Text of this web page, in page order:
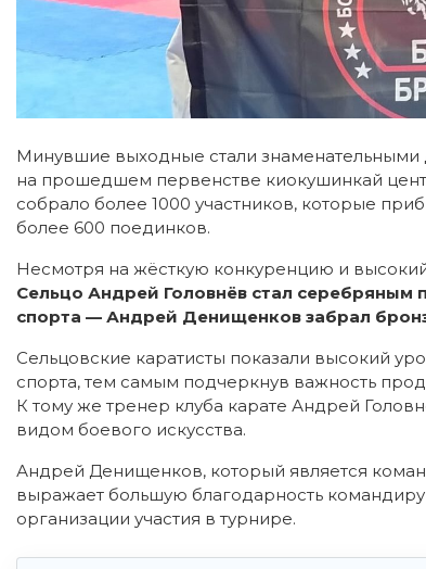
Минувшие выходные стали знаменательными
на прошедшем первенстве киокушинкай
собрало более 1000 участников, которые
более 600 поединков.
Несмотря на жёсткую конкуренцию и
Сельцо Андрей Головнёв стал серебряным
спорта — Андрей Денищенков забрал
Сельцовские каратисты показали высокий
спорта, тем самым подчеркнув важность
К тому же тренер клуба карате Андрей
видом боевого искусства.
Андрей Денищенков, который является
выражает большую благодарность
организации участия в турнире.